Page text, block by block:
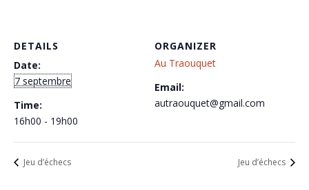
DETAILS
Date:
7 septembre
Time:
16h00 - 19h00
ORGANIZER
Au Traouquet
Email:
autraouquet@gmail.com
Jeu d’échecs Jeu d’échecs